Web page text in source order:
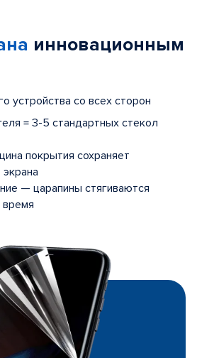
инновационным
устройства со всех сторон
= 3-5 стандартных стекол
покрытия сохраняет
— царапины стягиваются
время